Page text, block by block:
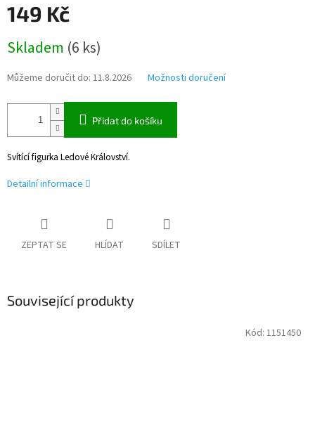
149 Kč
cena:
Skladem (6 ks)
Můžeme doručit do: 11.8.2026 Možnosti doručení
Přidat do košíku
Svítící figurka Ledové Království.
Detailní informace
ZEPTAT SE HLÍDAT SDÍLET
Související produkty
Kód: 1151450